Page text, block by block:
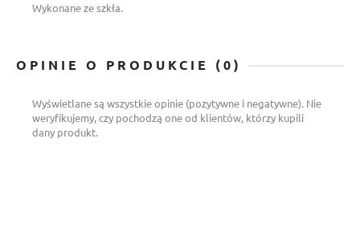
Wykonane ze szkła.
OPINIE O PRODUKCIE (0)
Wyświetlane są wszystkie opinie (pozytywne i negatywne). Nie
weryfikujemy, czy pochodzą one od klientów, którzy kupili
dany produkt.